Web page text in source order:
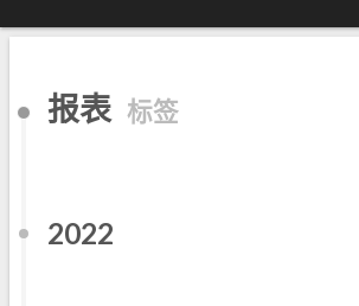
关于
分类
报表 标签
2022